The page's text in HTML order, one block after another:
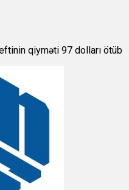
qiyməti 97 dolları ötüb